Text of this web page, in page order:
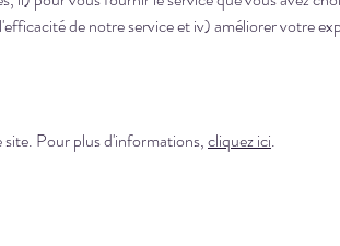
de notre service et iv) améliorer votre
site. Pour plus d'informations,cliquez ici.